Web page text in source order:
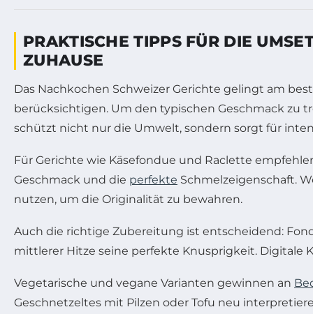
PRAKTISCHE TIPPS FÜR DIE
ZUHAUSE
Das Nachkochen Schweizer Gerichte gelingt am
berücksichtigen. Um den typischen Geschmack zu
schützt nicht nur die Umwelt, sondern sorgt für
Für Gerichte wie Käsefondue und Raclette
Geschmack und die perfekte Schmelzeigenschaft.
nutzen, um die Originalität zu bewahren.
Auch die richtige Zubereitung ist entscheidend:
mittlerer Hitze seine perfekte Knusprigkeit. Digitale
Vegetarische und vegane Varianten gewinnen an
Geschnetzeltes mit Pilzen oder Tofu neu